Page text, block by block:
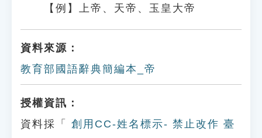
【例】上帝、天帝、玉皇大帝
資料來源：
教育部國語辭典簡編本_帝
授權資訊：
資料採「
創用CC-姓名標示- 禁止改作 臺